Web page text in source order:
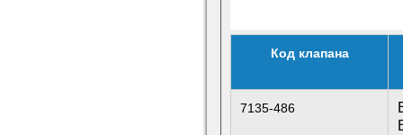
Код клапана
7135-486